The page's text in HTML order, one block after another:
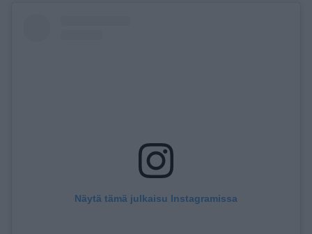
Näytä tämä julkaisu Instagramissa